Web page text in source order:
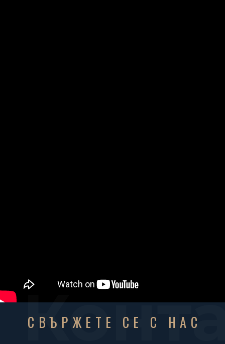
СВЪРЖЕТЕ СЕ С НАС